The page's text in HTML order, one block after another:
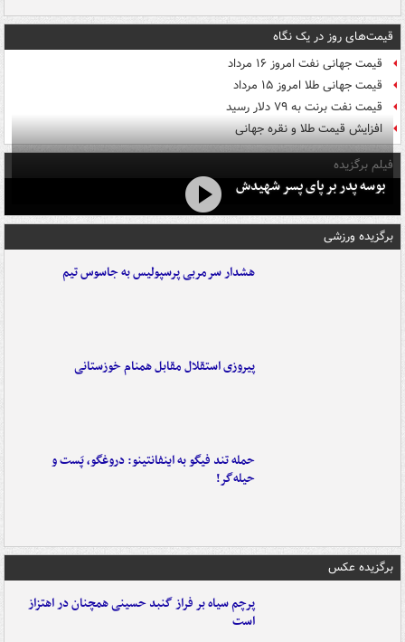
قیمت‌های روز در یک نگاه
قیمت جهانی نفت امروز ۱۶ مرداد
قیمت جهانی طلا امروز ۱۵ مرداد
قیمت نفت برنت به ۷۹ دلار رسید
افزایش قیمت طلا و نقره جهانی
فیلم برگزیده
بوسه‌ پدر بر پای پسر شهیدش
برگزیده ورزشی
هشدار سرمربی پرسپولیس به جاسوس تیم
پیروزی استقلال مقابل همنام خوزستانی
حمله تند فیگو به اینفانتینو: دروغگو، پَست‌ و
حیله‌گر!
برگزیده عکس
پرچم سیاه بر فراز گنبد حسینی همچنان در اهتزاز
است